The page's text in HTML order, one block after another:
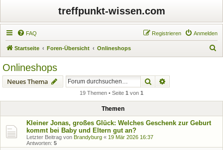
treffpunkt-wissen.com
FAQ Anmelden
Registrieren
Startseite Foren-Übersicht Onlineshops
Onlineshops
Neues Thema Suche
19 Themen • Seite 1 von 1
Themen
Kleiner Jonas, großes Glück: Welches Geschenk zur Geburt
kommt bei Baby und Eltern gut an?
Letzter Beitrag von Brandyburg « 19 Mär 2026 16:37
Antworten: 5